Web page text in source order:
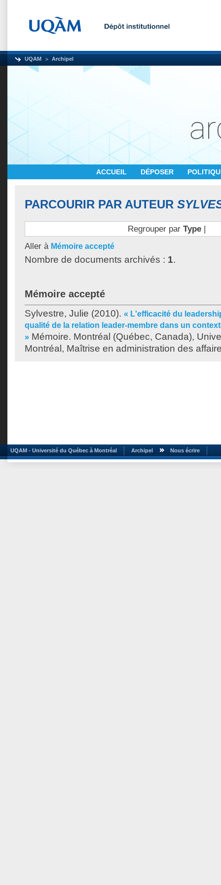
UQAM Archipel
ACCUEIL DÉPOSER
PARCOURIR PAR AUTEUR
Regrouper par Type|
Aller à Mémoire accepté
Nombre de documents archivés : 1.
Mémoire accepté
Sylvestre, Julie (2010). « L'efficacité du
qualité de la relation leader-membre dans un
» Mémoire. Montréal (Québec, Canada),
Montréal, Maîtrise en administration des
UQAM - Université du Québec à Montréal Archipel Nous écrire